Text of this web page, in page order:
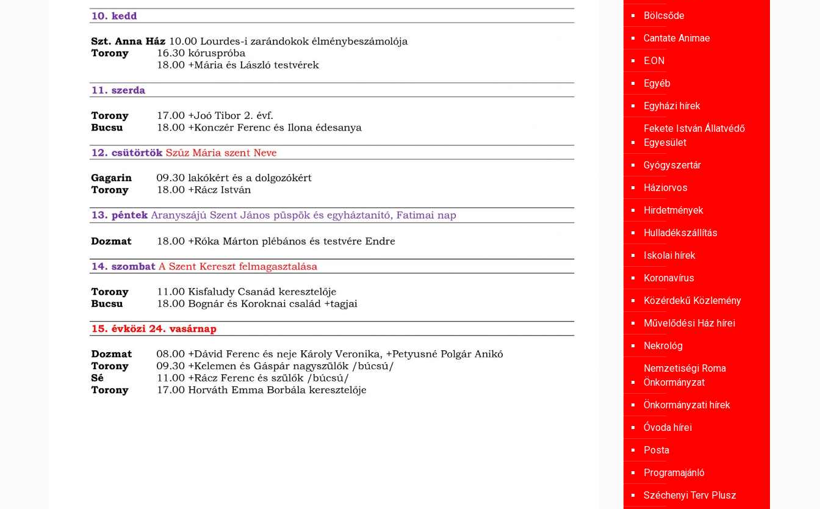
Bölcsőde
Cantate Animae
E.ON
Egyéb
Egyházi hírek
Fekete István Állatvédő
Egyesület
Gyógyszertár
Háziorvos
Hirdetmények
Hulladékszállítás
Iskolai hírek
Koronavírus
Közérdekű Közlemény
Művelődési Ház hírei
Nekrológ
Nemzetiségi Roma
Önkormányzat
Önkormányzati hírek
Óvoda hírei
Posta
Programajánló
Széchenyi Terv Plusz